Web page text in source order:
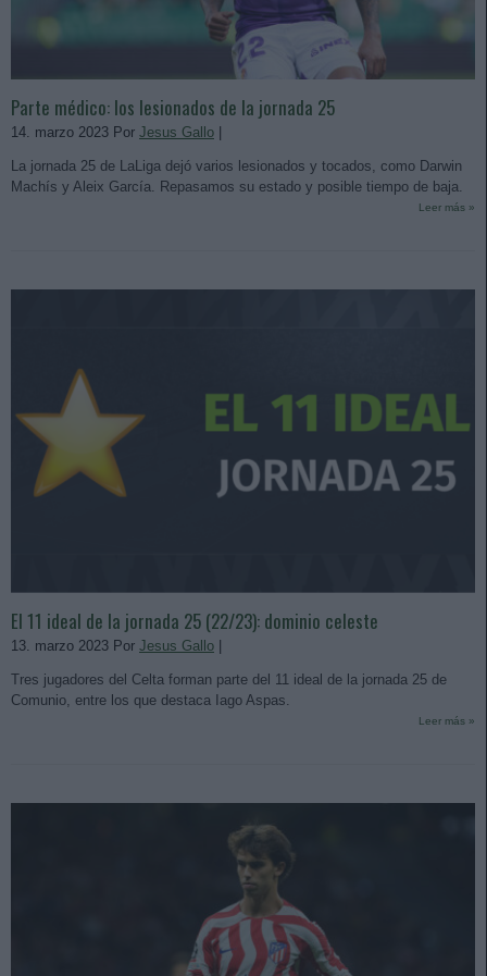
Parte médico: los lesionados de la jornada 25
14. marzo 2023 Por Jesus Gallo
La jornada 25 de LaLiga dejó varios lesionados y tocados, como Darwin
Machís y Aleix García. Repasamos su estado y posible tiempo de baja.
Leer más »
El 11 ideal de la jornada 25 (22/23): dominio celeste
13. marzo 2023 Por Jesus Gallo
Tres jugadores del Celta forman parte del 11 ideal de la jornada 25 de
Comunio, entre los que destaca Iago Aspas.
Leer más »